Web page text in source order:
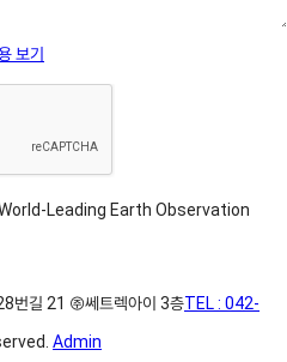
보기
번길 21 ㈜쎄트렉아이 3층TEL : 042-
Admin